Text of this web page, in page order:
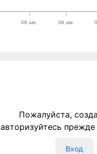
Пожалуйста,
авторизуйтесь
Вход